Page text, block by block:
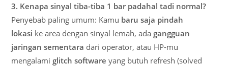
3. Kenapa sinyal tiba-tiba 1 bar padahal tadi normal?
Penyebab paling umum: Kamu baru saja pindah
lokasi ke area dengan sinyal lemah, adagangguan
jaringan sementara dari operator, atau HP-mu
mengalamiglitch software yang butuh refresh (solved